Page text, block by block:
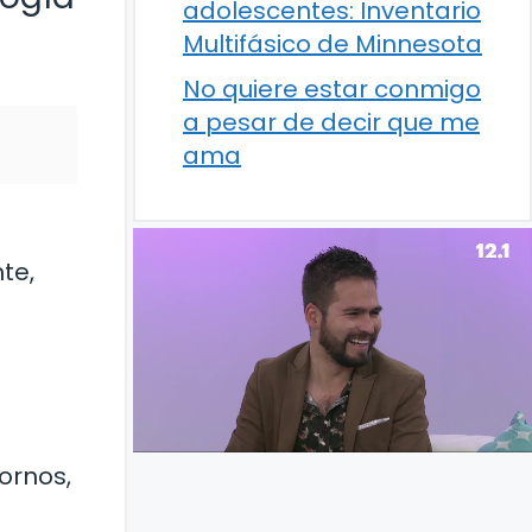
adolescentes: Inventario
Multifásico de Minnesota
No quiere estar conmigo
a pesar de decir que me
ama